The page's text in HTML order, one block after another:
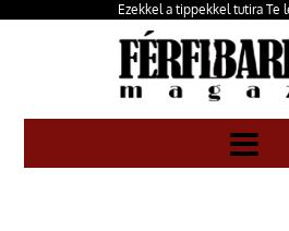
Ezekkel a tippekkel tutira Te